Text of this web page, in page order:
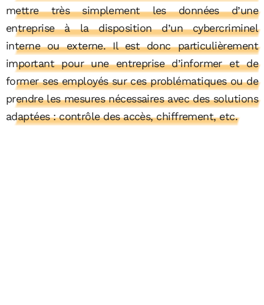
mettre très simplement les données d’une
entreprise à la disposition d’un cybercriminel
interne ou externe. Il est donc particulièrement
important pour une entreprise d’informer et de
former ses employés sur ces problématiques ou de
prendre les mesures nécessaires avec des solutions
adaptées : contrôle des accès, chiffrement, etc.